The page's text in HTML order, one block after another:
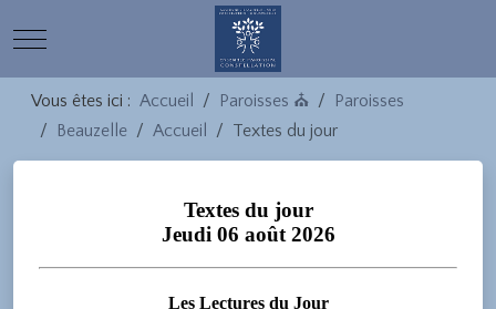
Mobile Menu Toggle
Vous êtes ici : Accueil Paroisses ⛪
Paroisses
Beauzelle
Accueil Textes du jour